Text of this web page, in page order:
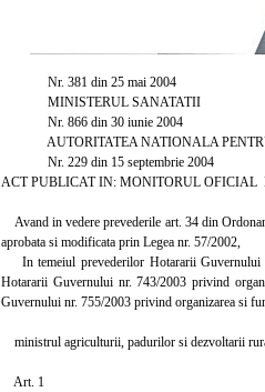
Nr. 381 din 25 mai 2004
MINISTERUL SANATATII
Nr. 866 din 30 iunie 2004
AUTORITATEA NATIONALA PENTRU
Nr. 229 din 15 septembrie 2004
ACT PUBLICAT IN: MONITORUL OFICIAL
Avand in vedere prevederile art. 34 din
aprobata si modificata prin Legea nr. 57/2002,
In temeiul prevederilor Hotararii Guvernului
Hotararii Guvernului nr. 743/2003 privind
Guvernului nr. 755/2003 privind organizarea si
ministrul agriculturii, padurilor si dezvoltarii
Art. 1